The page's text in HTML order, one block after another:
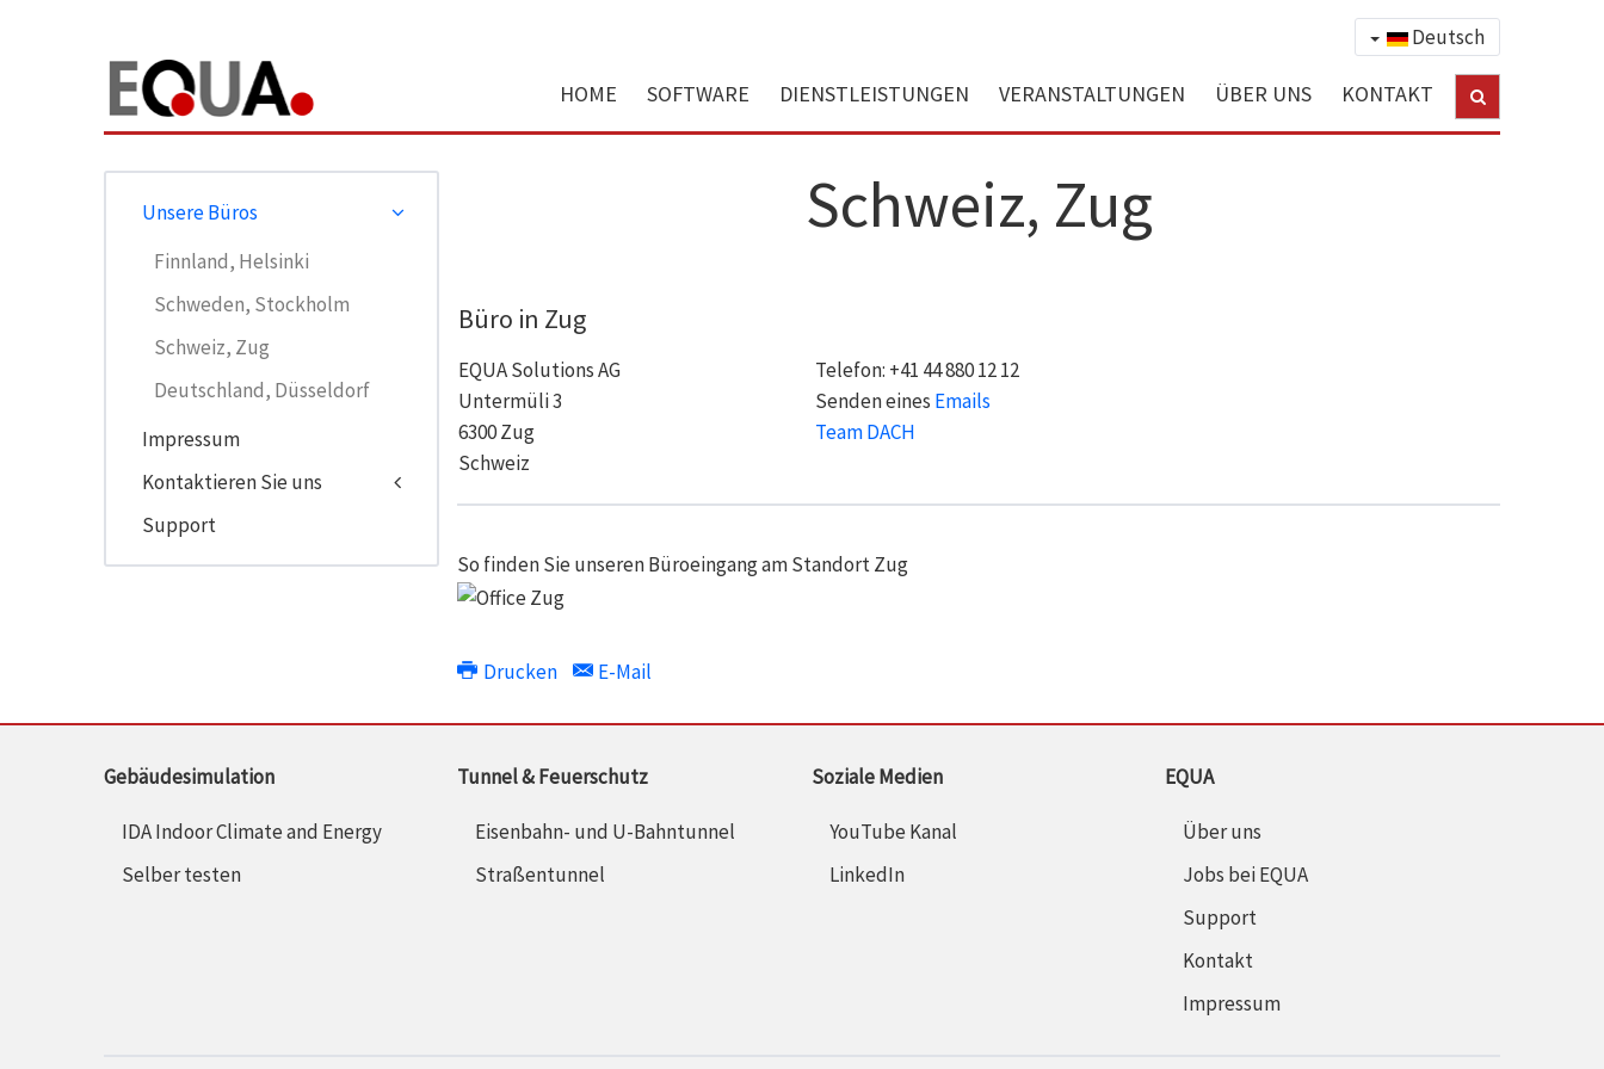
Deutsch
HOME SOFTWARE DIENSTLEISTUNGEN VERANSTALTUNGEN ÜBER UNS KONTAKT
Schweiz, Zug
Büro in Zug
EQUA Solutions AG
Untermüli 3
6300 Zug
Schweiz
Telefon: +41 44 880 12 12
Senden eines Emails
Team DACH
So finden Sie unseren Büroeingang am Standort Zug
Drucken E-Mail
Unsere Büros
Finnland, Helsinki
Schweden, Stockholm
Schweiz, Zug
Deutschland, Düsseldorf
Impressum
Kontaktieren Sie uns
Support
Gebäudesimulation
IDA Indoor Climate and Energy
Selber testen
Tunnel & Feuerschutz
Eisenbahn- und U-Bahntunnel
Straßentunnel
Soziale Medien
YouTube Kanal
LinkedIn
EQUA
Über uns
Jobs bei EQUA
Support
Kontakt
Impressum